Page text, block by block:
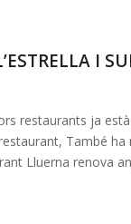
I
restaurants ja
També
Lluerna renova